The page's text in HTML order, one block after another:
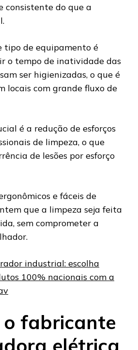
consistente do que a
tipo de equipamento é
o tempo de inatividade das
ser higienizadas, o que é
locais com grande fluxo de
é a redução de esforços
de limpeza, o que
de lesões por esforço
e fáceis de
que a limpeza seja feita
sem comprometer a
industrial: escolha
100% nacionais com a
fabricante